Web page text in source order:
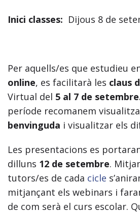
Inici classes: Dijous 8 de
Per aquells/es que estudieu
online, es facilitarà les claus
Virtual del 5 al 7 de
període recomanem
benvinguda i visualitzar els
Les presentacions es
dilluns 12 de setembre.
tutors/es de cada cicle
mitjançant els webinars i
de com serà el curs escolar.